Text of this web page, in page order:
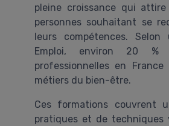
pleine croissance qui
personnes souhaitant se
leurs compétences.
Emploi, environ 20 %
professionnelles en
métiers du bien-être.
Ces formations couvrent
pratiques et de techniques